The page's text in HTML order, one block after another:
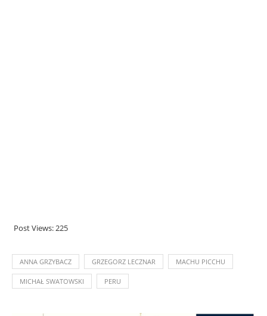
Post Views:225
ANNA GRZYBACZ GRZEGORZ LECZNAR MACHU PICCHU
MICHAŁ SWATOWSKI PERU